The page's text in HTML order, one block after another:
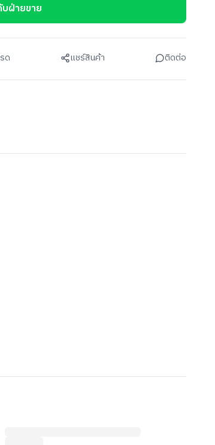
ฝ่ายขาย
ด แชร์สินค้า ติดต่อ